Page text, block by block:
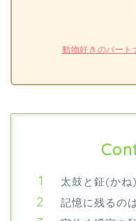
動物好きのパート
太鼓と鉦(かね
記憶に残るの